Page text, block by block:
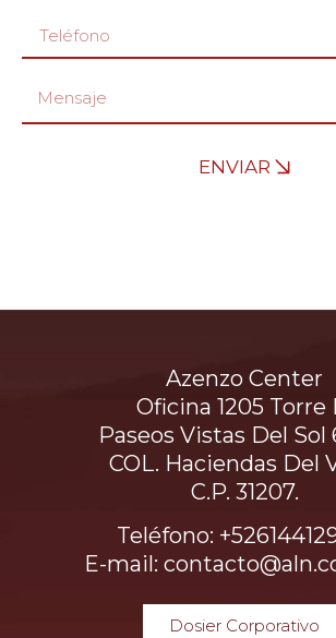
ENVIAR
Azenzo Center
Oficina 1205 Torre
Paseos Vistas Del Sol
COL. Haciendas Del
C.P. 31207.
Teléfono:
E-mail:
Dosier Corporativo